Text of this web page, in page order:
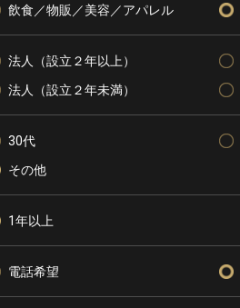
飲食／物販／美容／アパレル
法人（設立２年以上）
法人（設立２年未満）
30代
その他
1年以上
電話希望